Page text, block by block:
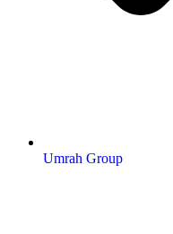
Umrah Group